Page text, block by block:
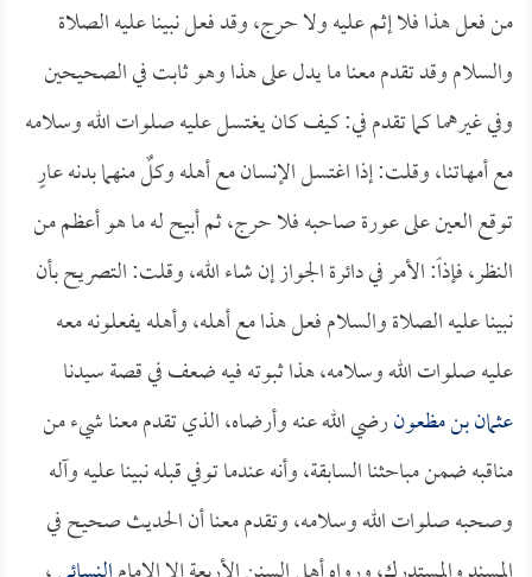
من فعل هذا فلا إثم عليه ولا حرج، وقد فعل نبينا عليه الصلاة
والسلام وقد تقدم معنا ما يدل على هذا وهو ثابت في الصحيحين
وفي غيرهما كما تقدم في: كيف كان يغتسل عليه صلوات الله وسلامه
مع أمهاتنا، وقلت: إذا اغتسل الإنسان مع أهله وكلٌ منهما بدنه عارٍ
توقع العين على عورة صاحبه فلا حرج، ثم أبيح له ما هو أعظم من
النظر، فإذاً: الأمر في دائرة الجواز إن شاء الله، وقلت: التصريح بأن
نبينا عليه الصلاة والسلام فعل هذا مع أهله، وأهله يفعلونه معه
عليه صلوات الله وسلامه، هذا ثبوته فيه ضعف في قصة سيدنا
عثمان بن مظعونرضي الله عنه وأرضاه، الذي تقدم معنا شيء من
مناقبه ضمن مباحثنا السابقة، وأنه عندما توفي قبله نبينا عليه وآله
وصحبه صلوات الله وسلامه، وتقدم معنا أن الحديث صحيح في